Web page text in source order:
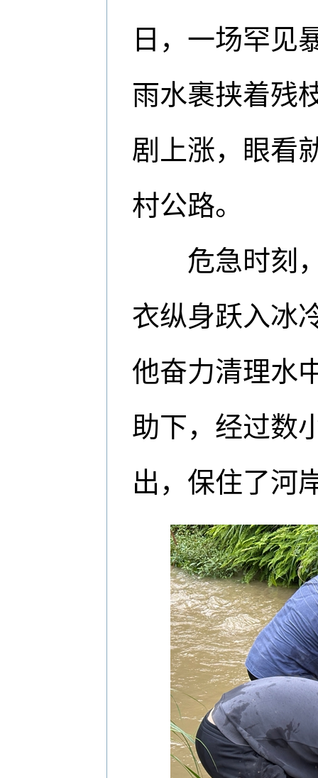
日，一场罕见
雨水裹挟着残
剧上涨，眼看
村公路。
危急时刻，
衣纵身跃入冰
他奋力清理水
助下，经过数
出，保住了河